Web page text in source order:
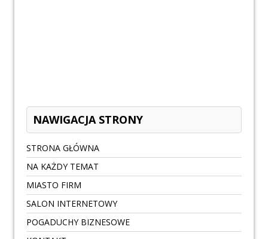
NAWIGACJA STRONY
STRONA GŁÓWNA
NA KAŻDY TEMAT
MIASTO FIRM
SALON INTERNETOWY
POGADUCHY BIZNESOWE